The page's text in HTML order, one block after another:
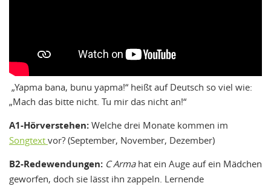
„Yapma bana, bunu yapma!“ heißt auf Deutsch so viel wie:
„Mach das bitte nicht. Tu mir das nicht an!“
A1-Hörverstehen: Welche drei Monate kommen im
Songtext vor? (September, November, Dezember)
B2-Redewendungen: C Armahat ein Auge auf ein Mädchen
geworfen, doch sie lässt ihn zappeln. Lernende